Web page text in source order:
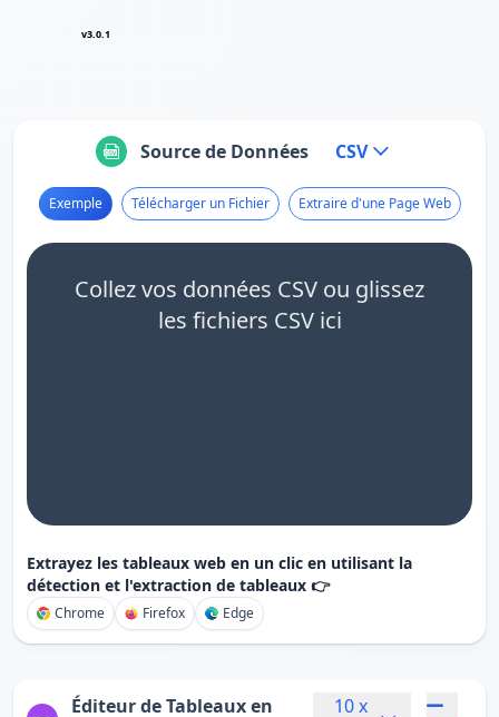
v3.0.1
Source de Données CSV
Exemple Télécharger un Fichier Extraire d'une Page Web
Collez vos données CSV ou glissez
les fichiers CSV ici
Extrayez les tableaux web en un clic en utilisant la
détection et l'extraction de tableaux 👉
Chrome Firefox Edge
Éditeur de Tableaux en
10x